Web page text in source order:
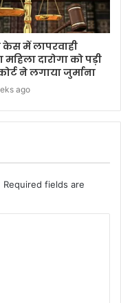
केस में लापरवाही
महिला दारोगा को पड़ी
ने लगाया जुर्माना
ago
Required fields are